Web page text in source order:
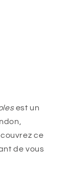
est un
ce
de vous